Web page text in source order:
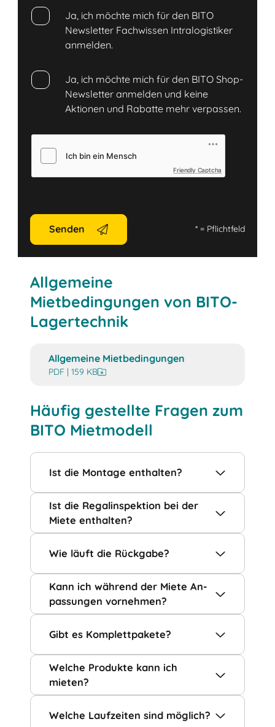
Ja, ich möchte mich für den BITO
Newsletter Fachwissen Intralogistiker
anmelden.
Ja, ich möchte mich für den BITO Shop-
Newsletter anmelden und keine
Aktionen und Rabatte mehr verpassen.
Friendly Captcha
Senden *= Pflichtfeld
Allgemeine
Mietbedingungen von BITO-
Lagertechnik
Allgemeine Mietbedingungen
PDF | 159 KB
Häufig gestellte Fragen zum
BITO Mietmodell
Ist die Mon­ta­ge ent­hal­ten?
Ist die Regalinspektion bei der
Miete ent­hal­ten?
Wie läuft die Rück­ga­be?
Kann ich wäh­rend der Mie­te An­
pas­sun­gen vor­neh­men?
Gibt es Kom­plett­pa­ke­te?
Welche Produkte kann ich
mieten?
Wel­che Lauf­zei­ten sind mög­lich?